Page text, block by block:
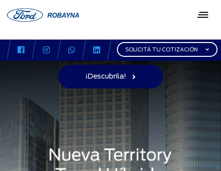
SOLICITÁ TU COTIZACIÓN
¡Descubrila!